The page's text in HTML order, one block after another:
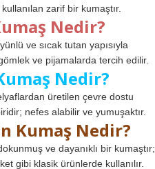
zarif bir kumaştır.
Nedir?
ve sıcak tutan yapısıyla
ve pijamalarda tercih edilir.
Nedir?
üretilen çevre dostu
nefes alabilir ve yumuşaktır.
Kumaş Nedir?
ve dayanıklı bir kumaştır;
gibi klasik ürünlerde kullanılır.